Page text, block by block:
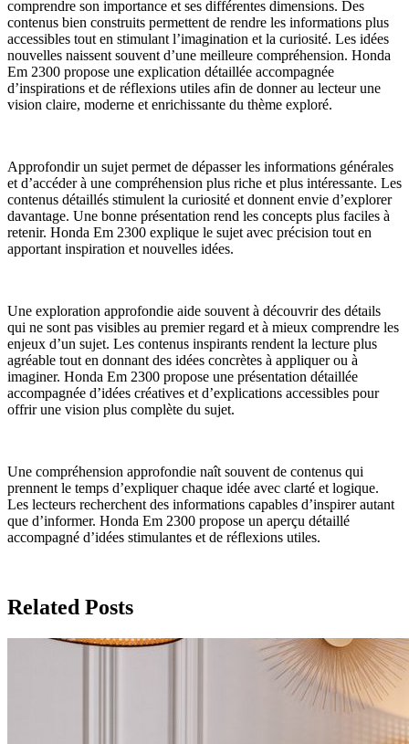
comprendre son importance et ses différentes dimensions. Des
contenus bien construits permettent de rendre les informations plus
accessibles tout en stimulant l’imagination et la curiosité. Les idées
nouvelles naissent souvent d’une meilleure compréhension. Honda
Em 2300 propose une explication détaillée accompagnée
d’inspirations et de réflexions utiles afin de donner au lecteur une
vision claire, moderne et enrichissante du thème exploré.
Approfondir un sujet permet de dépasser les informations générales
et d’accéder à une compréhension plus riche et plus intéressante. Les
contenus détaillés stimulent la curiosité et donnent envie d’explorer
davantage. Une bonne présentation rend les concepts plus faciles à
retenir. Honda Em 2300 explique le sujet avec précision tout en
apportant inspiration et nouvelles idées.
Une exploration approfondie aide souvent à découvrir des détails
qui ne sont pas visibles au premier regard et à mieux comprendre les
enjeux d’un sujet. Les contenus inspirants rendent la lecture plus
agréable tout en donnant des idées concrètes à appliquer ou à
imaginer. Honda Em 2300 propose une présentation détaillée
accompagnée d’idées créatives et d’explications accessibles pour
offrir une vision plus complète du sujet.
Une compréhension approfondie naît souvent de contenus qui
prennent le temps d’expliquer chaque idée avec clarté et logique.
Les lecteurs recherchent des informations capables d’inspirer autant
que d’informer. Honda Em 2300 propose un aperçu détaillé
accompagné d’idées stimulantes et de réflexions utiles.
Related Posts